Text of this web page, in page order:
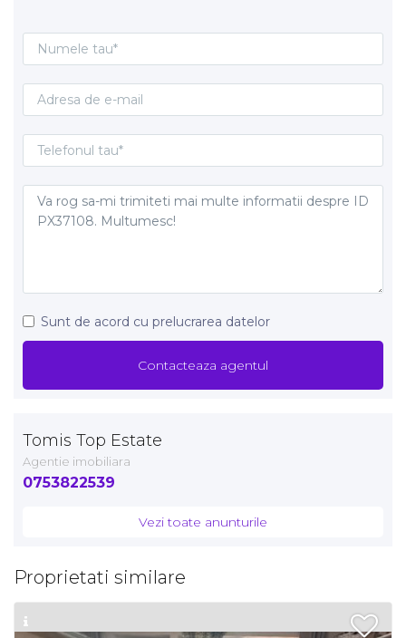
Sunt de acord cu prelucrarea datelor
Tomis Top Estate
Agentie imobiliara
0753822539
Vezi toate anunturile
Proprietati similare